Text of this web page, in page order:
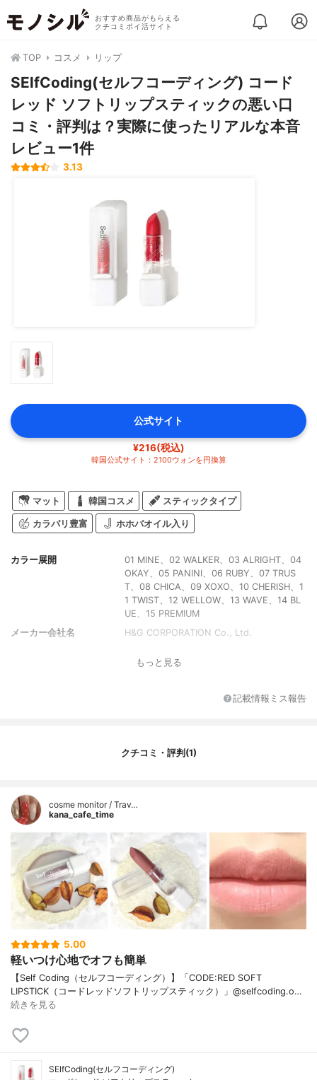
おすすめ商品がもらえる
クチコミポイ活サイト
TOP コスメ リップ
SElfCoding(セルフコーディング) コード
レッド ソフトリップスティックの悪い口
コミ・評判は？実際に使ったリアルな本音
レビュー1件
3.13
公式サイト
¥216(税込)
韓国公式サイト：2100ウォンを円換算
マット 韓国コスメ スティックタイプ
カラバリ豊富 ホホバオイル入り
カラー展開
01 MINE、02 WALKER、03 ALRIGHT、04
OKAY、05 PANINI、06 RUBY、07 TRUS
T、08 CHICA、09 XOXO、10 CHERISH、1
1 TWIST、12 WELLOW、13 WAVE、14 BL
UE、15 PREMIUM
メーカー会社名
H&G CORPORATION Co., Ltd.
もっと見る
記載情報ミス報告
クチコミ・評判(1)
cosme monitor / Trav…
kana_cafe_time
5.00
軽いつけ心地でオフも簡単
【Self Coding（セルフコーディング）】「CODE:RED SOFT
LIPSTICK（コードレッドソフトリップスティック）」@selfcoding.o…
続きを見る
SElfCoding(セルフコーディング)